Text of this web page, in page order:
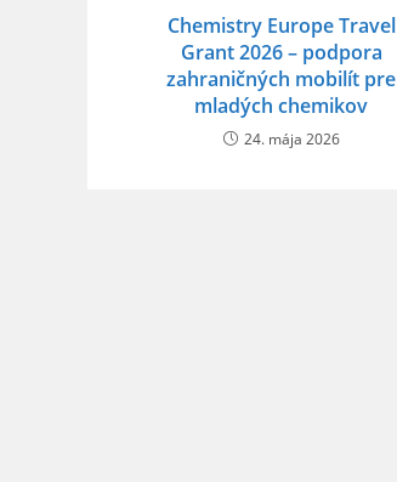
Chemistry Europe Travel
Grant 2026 – podpora
zahraničných mobilít pre
mladých chemikov
24. mája 2026